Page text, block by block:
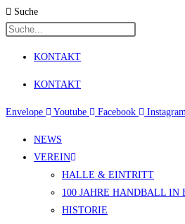
Suche
KONTAKT
KONTAKT
Envelope Youtube Facebook
NEWS
VEREIN
HALLE & EINTRITT
100 JAHRE HANDBALL IN
HISTORIE